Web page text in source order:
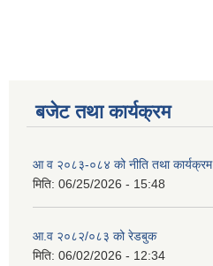
बजेट तथा कार्यक्रम
आ व २०८३-०८४ को नीति तथा कार्यक्रम
मिति: 06/25/2026 - 15:48
आ.व २०८२/०८३ को रेडबुक
मिति: 06/02/2026 - 12:34